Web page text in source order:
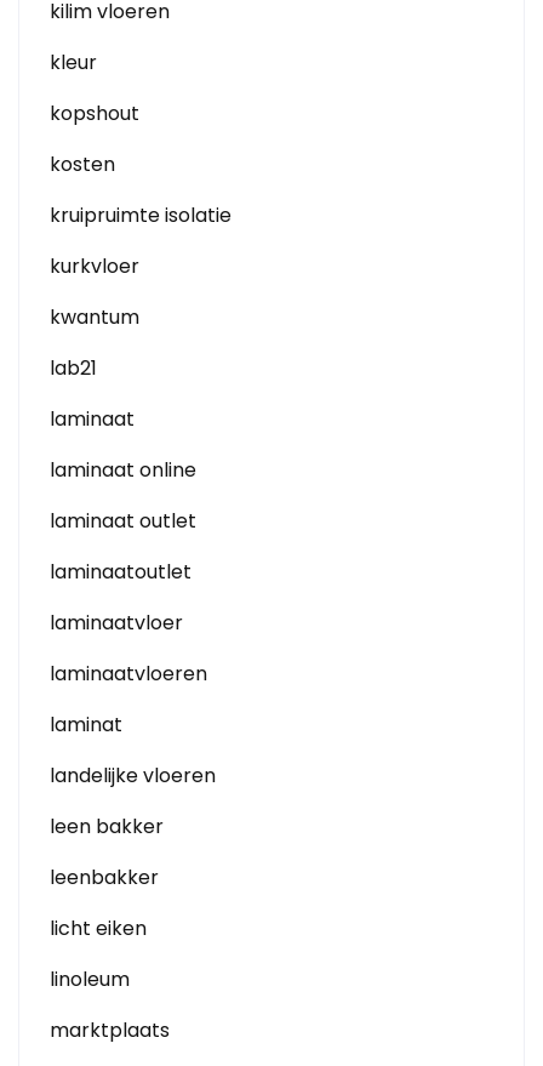
kilim vloeren
kleur
kopshout
kosten
kruipruimte isolatie
kurkvloer
kwantum
lab21
laminaat
laminaat online
laminaat outlet
laminaatoutlet
laminaatvloer
laminaatvloeren
laminat
landelijke vloeren
leen bakker
leenbakker
licht eiken
linoleum
marktplaats